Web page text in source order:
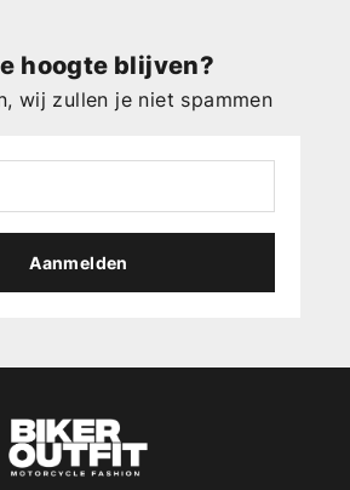
hoogte blijven?
wij zullen je niet spammen
Aanmelden